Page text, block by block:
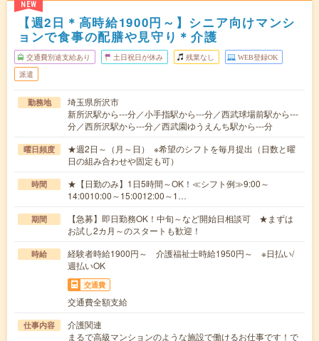
NEW
【週2日＊高時給1900円～】シニア向けマンシ
ョンで食事の配膳や見守り＊介護
交通費別途支給あり 土日祝日が休み 残業なし WEB登録OK
派遣
勤務地
埼玉県所沢市
新所沢駅から---分／小手指駅から---分／西武球場前駅から---
分／西所沢駅から---分／西武園ゆうえんち駅から---分
曜日頻度
★週2日～（月～日） ※希望のシフトを毎月提出（日数と曜
日の組み合わせや固定も可）
時間
★【日勤のみ】1日5時間～OK！≪シフト例≫9:00～
14:0010:00～15:0012:00～1…
期間
【急募】即日勤務OK！中旬～など開始日相談可 ★まずは
お試し2カ月～のスタートも歓迎！
時給
経験者時給1900円～ 介護福祉士時給1950円～ ※日払い/
週払いOK
交通費
交通費全額支給
仕事内容
介護関連
まるで高級マンションのような施設で働けるお仕事です！で